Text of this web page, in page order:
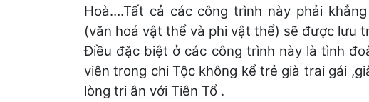
Hoà….Tất cả các công trình này phải
(văn hoá vật thể và phi vật thể) sẽ được lưu
Điều đặc biệt ở các công trình này là tình
viên trong chi Tộc không kể trẻ già trai gái
lòng tri ân với Tiên Tổ .